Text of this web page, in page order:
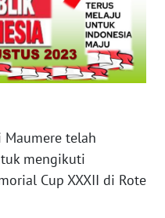
Maumere telah
mengikuti
Cup XXXII di Rote